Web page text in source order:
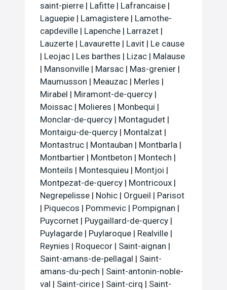
saint-pierre | Lafitte | Lafrancaise |
Laguepie | Lamagistere | Lamothe-
capdeville | Lapenche | Larrazet |
Lauzerte | Lavaurette | Lavit | Le cause
| Leojac | Les barthes | Lizac | Malause
| Mansonville | Marsac | Mas-grenier |
Maumusson | Meauzac | Merles |
Mirabel | Miramont-de-quercy |
Moissac | Molieres | Monbequi |
Monclar-de-quercy | Montagudet |
Montaigu-de-quercy | Montalzat |
Montastruc | Montauban | Montbarla |
Montbartier | Montbeton | Montech |
Monteils | Montesquieu | Montjoi |
Montpezat-de-quercy | Montricoux |
Negrepelisse | Nohic | Orgueil | Parisot
| Piquecos | Pommevic | Pompignan |
Puycornet | Puygaillard-de-quercy |
Puylagarde | Puylaroque | Realville |
Reynies | Roquecor | Saint-aignan |
Saint-amans-de-pellagal | Saint-
amans-du-pech | Saint-antonin-noble-
val | Saint-cirice | Saint-cirq | Saint-